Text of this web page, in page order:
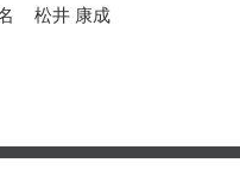
松井 康成